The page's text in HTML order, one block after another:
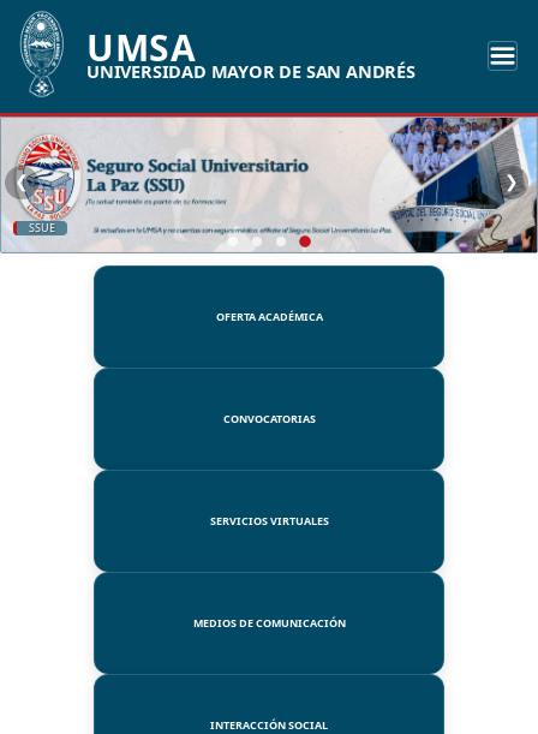
UMSA
UNIVERSIDAD MAYOR DE SAN ANDRÉS
SSUE
❮ ❯
OFERTA ACADÉMICA
CONVOCATORIAS
SERVICIOS VIRTUALES
MEDIOS DE COMUNICACIÓN
INTERACCIÓN SOCIAL